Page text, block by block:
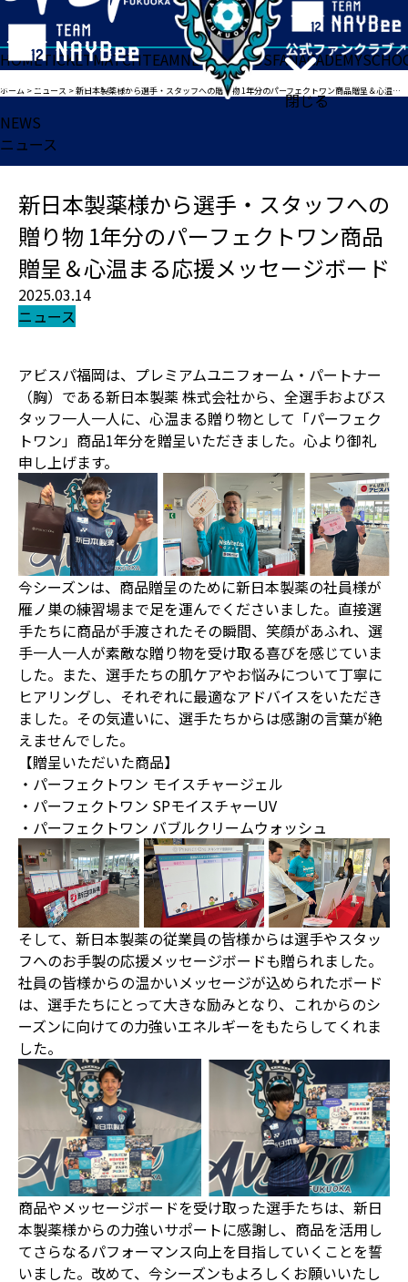
閉じる
HOMETICKETMATCHTEAMNEWSGOODSFANACADEMY
ホーム >ニュース >新日本製薬様から選手・スタッフへの贈り物 1年分のパーフェクトワン商品贈呈＆心温まる応援メッセージボード
NEWS
ニュース
新日本製薬様から選手・スタッフへの
贈り物 1年分のパーフェクトワン商品
贈呈＆心温まる応援メッセージボード
2025.03.14
ニュース
アビスパ福岡は、プレミアムユニフォーム・パートナー
（胸）である新日本製薬 株式会社から、全選手およびス
タッフ一人一人に、心温まる贈り物として「パーフェク
トワン」商品1年分を贈呈いただきました。心より御礼
申し上げます。
今シーズンは、商品贈呈のために新日本製薬の社員様が
雁ノ巣の練習場まで足を運んでくださいました。直接選
手たちに商品が手渡されたその瞬間、笑顔があふれ、選
手一人一人が素敵な贈り物を受け取る喜びを感じていま
した。また、選手たちの肌ケアやお悩みについて丁寧に
ヒアリングし、それぞれに最適なアドバイスをいただき
ました。その気遣いに、選手たちからは感謝の言葉が絶
えませんでした。
【贈呈いただいた商品】
・パーフェクトワン モイスチャージェル
・パーフェクトワン SPモイスチャーUV
・パーフェクトワン バブルクリームウォッシュ
そして、新日本製薬の従業員の皆様からは選手やスタッ
フへのお手製の応援メッセージボードも贈られました。
社員の皆様からの温かいメッセージが込められたボード
は、選手たちにとって大きな励みとなり、これからのシ
ーズンに向けての力強いエネルギーをもたらしてくれま
した。
商品やメッセージボードを受け取った選手たちは、新日
本製薬様からの力強いサポートに感謝し、商品を活用し
てさらなるパフォーマンス向上を目指していくことを誓
いました。改めて、今シーズンもよろしくお願いいたし